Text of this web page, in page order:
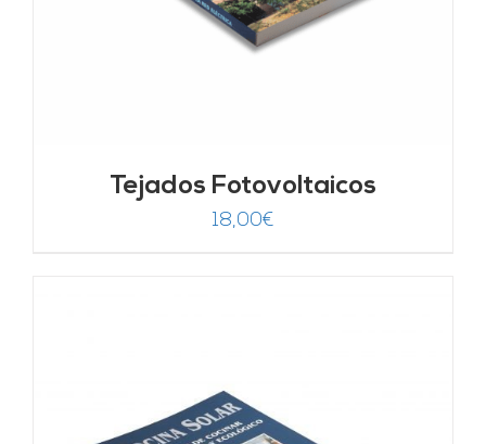
Tejados Fotovoltaicos
18,00€